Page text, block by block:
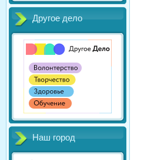
Другое дело
Наш город